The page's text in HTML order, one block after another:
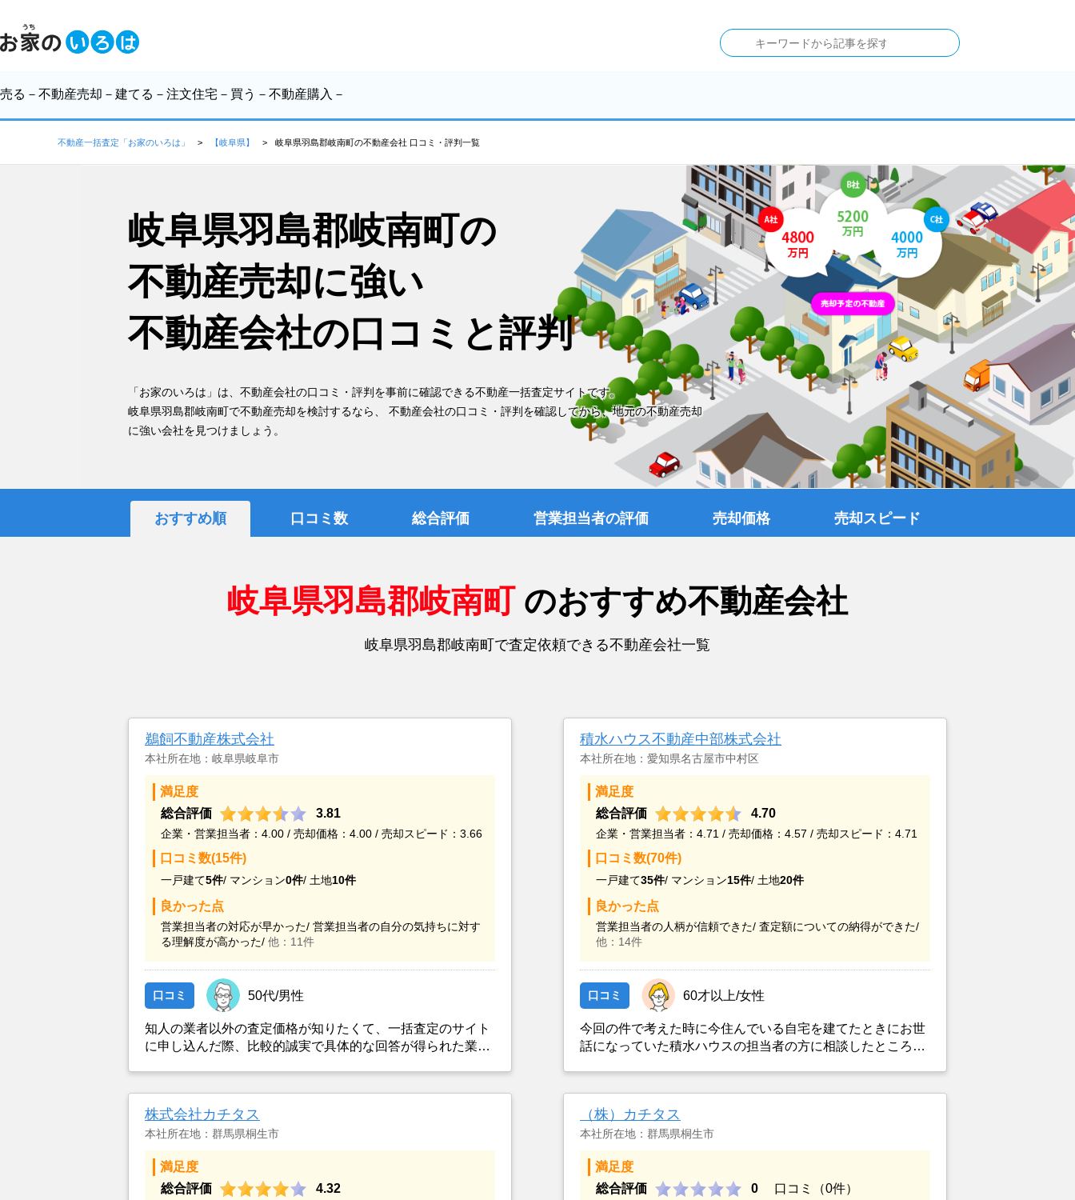
売る －不動産売却－ 建てる －注文住宅－ 買う －不動産購入－
不動産一括査定「お家のいろは」 【岐阜県】 岐阜県羽島郡岐南町の不動産会社 口コミ・評判一覧
岐阜県羽島郡岐南町の
不動産売却に強い
不動産会社の口コミと評判
「お家のいろは」は、不動産会社の口コミ・評判を事前に確認できる不動産一括査定サイトです。
岐阜県羽島郡岐南町で不動産売却を検討するなら、 不動産会社の口コミ・評判を確認してから、地元の不動産売却
に強い会社を見つけましょう。
おすすめ順 口コミ数 総合評価 営業担当者の評価 売却価格 売却スピード
岐阜県羽島郡岐南町 のおすすめ不動産会社
岐阜県羽島郡岐南町で査定依頼できる不動産会社一覧
鵜飼不動産株式会社
本社所在地：岐阜県岐阜市
満足度
総合評価
3.81
企業・営業担当者：4.00 / 売却価格：4.00 / 売却スピード：3.66
口コミ数(15件)
一戸建て5件/ マンション0件/ 土地10件
良かった点
営業担当者の対応が早かった/ 営業担当者の自分の気持ちに対す
る理解度が高かった/ 他：11件
口コミ 50代/男性
知人の業者以外の査定価格が知りたくて、一括査定のサイト
に申し込んだ際、比較的誠実で具体的な回答が得られた業者
積水ハウス不動産中部株式会社
本社所在地：愛知県名古屋市中村区
満足度
総合評価
4.70
企業・営業担当者：4.71 / 売却価格：4.57 / 売却スピード：4.71
口コミ数(70件)
一戸建て35件/ マンション15件/ 土地20件
良かった点
営業担当者の人柄が信頼できた/ 査定額についての納得ができた/
他：14件
口コミ 60才以上/女性
今回の件で考えた時に今住んでいる自宅を建てたときにお世
話になっていた積水ハウスの担当者の方に相談したところ、
株式会社カチタス
本社所在地：群馬県桐生市
満足度
総合評価
4.32
（株）カチタス
本社所在地：群馬県桐生市
満足度
総合評価
0 口コミ（0件）